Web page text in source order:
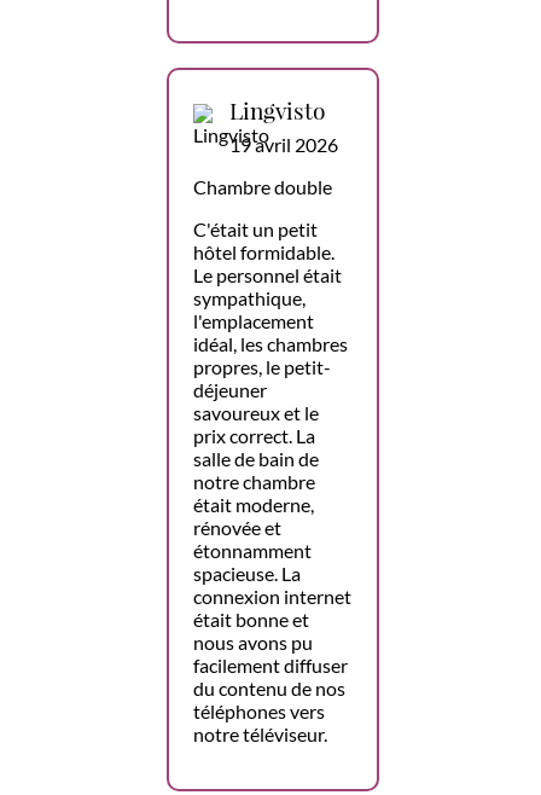
Lingvisto
19 avril 2026
Chambre double
C'était un petit
hôtel formidable.
Le personnel était
sympathique,
l'emplacement
idéal, les chambres
propres, le petit-
déjeuner
savoureux et le
prix correct. La
salle de bain de
notre chambre
était moderne,
rénovée et
étonnamment
spacieuse. La
connexion internet
était bonne et
nous avons pu
facilement diffuser
du contenu de nos
téléphones vers
notre téléviseur.